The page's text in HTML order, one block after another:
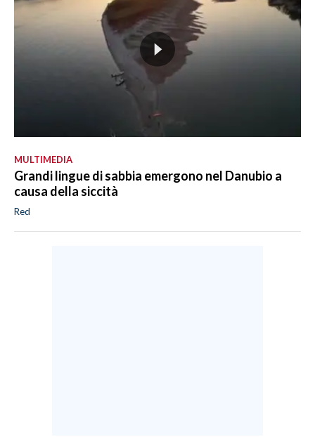
MULTIMEDIA
Grandi lingue di sabbia emergono nel Danubio a
causa della siccità
Red